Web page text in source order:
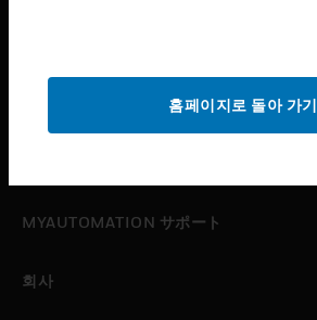
MYAUTOMATION サポート
회사
홈페이지로 돌아 가기